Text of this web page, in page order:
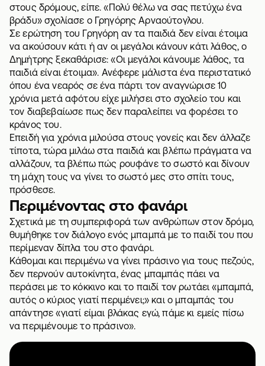
στους δρόμους, είπε. «Πολύ θέλω να σας πετύχω ένα
βράδυ» σχολίασε ο Γρηγόρης Αρναούτογλου.
Σε ερώτηση του Γρηγόρη αν τα παιδιά δεν είναι έτοιμα
να ακούσουν κάτι ή αν οι μεγάλοι κάνουν κάτι λάθος, ο
Δημήτρης ξεκαθάρισε: «Οι μεγάλοι κάνουμε λάθος, τα
παιδιά είναι έτοιμα». Ανέφερε μάλιστα ένα περιστατικό
όπου ένα νεαρός σε ένα πάρτι τον αναγνώρισε 10
χρόνια μετά αφότου είχε μιλήσει στο σχολείο του και
τον διαβεβαίωσε πως δεν παραλείπει να φορέσει το
κράνος του.
Επειδή για χρόνια μιλούσα στους γονείς και δεν άλλαζε
τίποτα, τώρα μιλάω στα παιδιά και βλέπω πράγματα να
αλλάζουν, τα βλέπω πώς ρουφάνε το σωστό και δίνουν
τη μάχη τους να γίνει το σωστό μες στο σπίτι τους,
πρόσθεσε.
Περιμένοντας στο φανάρι
Σχετικά με τη συμπεριφορά των ανθρώπων στον δρόμο,
θυμήθηκε τον διάλογο ενός μπαμπά με το παιδί του που
περίμεναν δίπλα του στο φανάρι.
Κάθομαι και περιμένω να γίνει πράσινο για τους πεζούς,
δεν περνούν αυτοκίνητα, ένας μπαμπάς πάει να
περάσει με το κόκκινο και το παιδί τον ρωτάει «μπαμπά,
αυτός ο κύριος γιατί περιμένει;» και ο μπαμπάς του
απάντησε «γιατί είμαι βλάκας εγώ, πάμε κι εμείς πίσω
να περιμένουμε το πράσινο».